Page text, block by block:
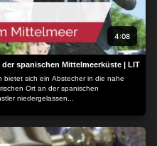
4:08
spanischen Mittelmeerküste | LIT
bietet sich ein Abstecher in die nahe
Ort an der spanischen
niedergelassen...